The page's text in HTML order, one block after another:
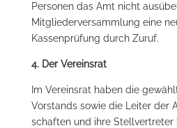
Personen das Amt nicht
Mitgliederversammlung eine
Kassenprüfung durch Zuruf.
4. Der Vereinsrat
Im Vereinsrat haben die
Vorstands sowie die Leiter der
schaften und ihre Stellvertreter